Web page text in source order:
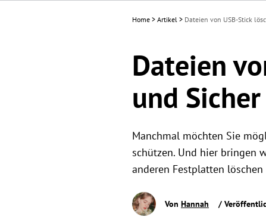
Home > Artikel > Dateien von USB-Stick
Dateien
und Sicher
Manchmal möchten Sie
schützen. Und hier bringen
anderen Festplatten
Von Hannah /